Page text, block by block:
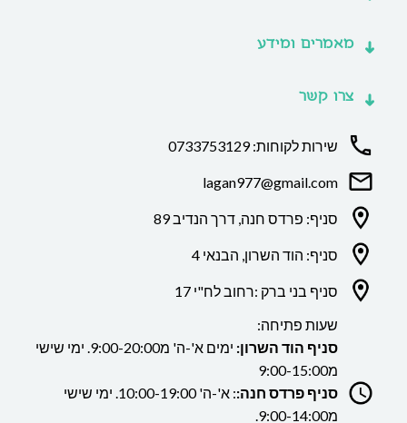
מאמרים ומידע
צרו קשר
שירות לקוחות: 0733753129
lagan977@gmail.com
סניף: פרדס חנה, דרך הנדיב 89
סניף: הוד השרון, הבנאי 4
סניף בני ברק :רחוב לח"י 17
שעות פתיחה:
סניף הוד השרון:
ימים א'-ה' מ9:00-20:00. ימי שישי
מ9:00-15:00
סניף פרדס חנה:
: א'-ה' 10:00-19:00. ימי שישי
מ9:00-14:00.